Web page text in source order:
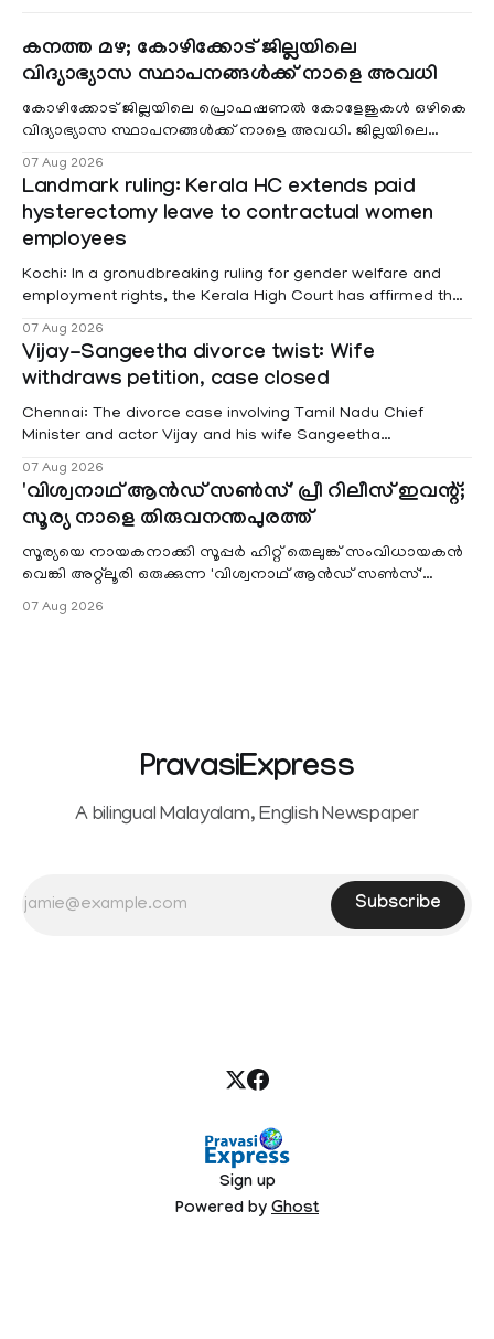
കനത്ത മഴ; കോഴിക്കോട് ജില്ലയിലെ
വിദ്യാഭ്യാസ സ്ഥാപനങ്ങൾക്ക് നാളെ അവധി
കോഴിക്കോട് ജില്ലയിലെ പ്രൊഫഷണൽ കോളേജുകൾ ഒഴികെ
വിദ്യാഭ്യാസ സ്ഥാപനങ്ങൾക്ക് നാളെ അവധി. ജില്ലയിലെ
07 Aug 2026
Landmark ruling: Kerala HC extends paid
hysterectomy leave to contractual women
employees
Kochi: In a gronudbreaking ruling for gender welfare and
employment rights, the Kerala High Court has affirmed that
projects are eligible for paid medical leave following
hysterectomy surgery under the Kerala Service Rules
(KSR). The court noted that since essential benefits like
maternity
07 Aug 2026
Vijay-Sangeetha divorce twist: Wife
withdraws petition, case closed
Chennai: The divorce case involving Tamil Nadu Chief
Minister and actor Vijay and his wife Sangeetha
Sowrnalingam has taken a new turn after Sangeetha
reportedly withdrew the divorce petition she had filed
seeking separation from Vijay. Following the withdrawal of
the petition,
07 Aug 2026
'വിശ്വനാഥ് ആൻഡ് സൺസ്' പ്രീ റിലീസ് ഇവന്റ്;
സൂര്യ നാളെ തിരുവനന്തപുരത്ത്
സൂര്യയെ നായകനാക്കി സൂപ്പർ ഹിറ്റ് തെലുങ്ക് സംവിധായകൻ
വെങ്കി അറ്റ്ലൂരി ഒരുക്കുന്ന 'വിശ്വനാഥ് ആൻഡ് സൺസ്'
07 Aug 2026
PravasiExpress
A bilingual Malayalam, English Newspaper
Subscribe
Sign up
Powered by Ghost